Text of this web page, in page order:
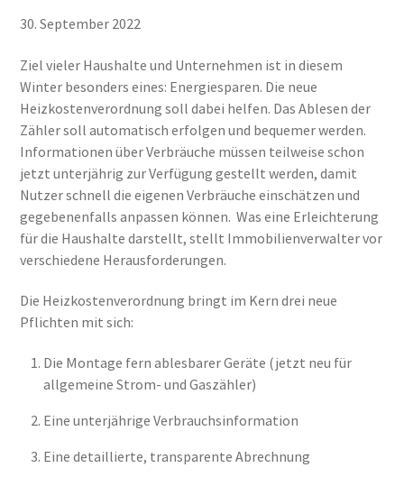
30.September 2022
Ziel vieler Haushalte und Unternehmen ist in diesem
Winter besonders eines: Energiesparen. Die neue
Heizkostenverordnung soll dabei helfen. Das Ablesen der
Zähler soll automatisch erfolgen und bequemer werden.
Informationen über Verbräuche müssen teilweise schon
jetzt unterjährig zur Verfügung gestellt werden, damit
Nutzer schnell die eigenen Verbräuche einschätzen und
gegebenenfalls anpassen können. Was eine Erleichterung
für die Haushalte darstellt, stellt Immobilienverwalter vor
verschiedene Herausforderungen.
Die Heizkostenverordnung bringt im Kern drei neue
Pflichten mit sich:
Die Montage fern ablesbarer Geräte (jetzt neu für
allgemeine Strom- und Gaszähler)
Eine unterjährige Verbrauchsinformation
Eine detaillierte, transparente Abrechnung